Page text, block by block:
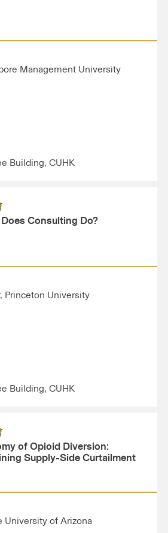
Management University
Building, CUHK
Consulting Do?
Princeton University
Building, CUHK
of Opioid Diversion:
Supply-Side Curtailment
University of Arizona